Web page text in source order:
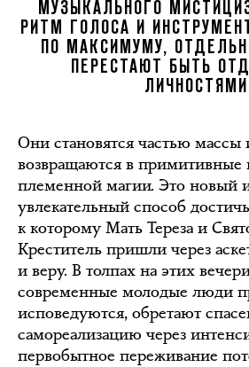
МУЗЫКАЛЬНОГО
РИТМ ГОЛОСА И
ПО МАКСИМУМУ,
ПЕРЕСТАЮТ БЫТЬ
Они становятся частью массы
возвращаются в примитивные
племенной магии. Это новый
увлекательный способ достичь
к которому Мать Тереза и
Креститель пришли через
и веру. В толпах на этих
современные молодые люди
исповедуются, обретают
самореализацию через
первобытное переживание